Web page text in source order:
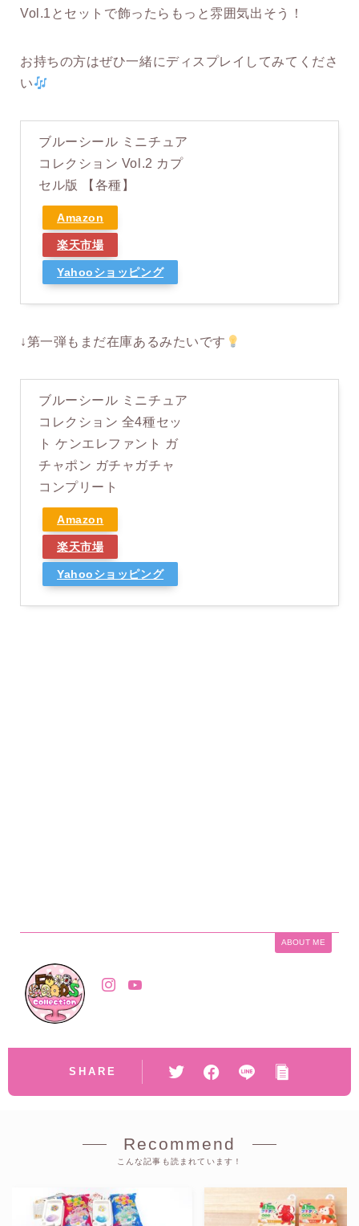
Vol.1とセットで飾ったらもっと雰囲気出そう！
お持ちの方はぜひ一緒にディスプレイしてみてくださ
い
ブルーシール ミニチュア
コレクション Vol.2 カプ
セル版 【各種】
Amazon
楽天市場
Yahooショッピング
↓第一弾もまだ在庫あるみたいです
ブルーシール ミニチュア
コレクション 全4種セッ
ト ケンエレファント ガ
チャポン ガチャガチャ
コンプリート
Amazon
楽天市場
Yahooショッピング
ABOUT ME
SHARE
Recommend
こんな記事も読まれています！